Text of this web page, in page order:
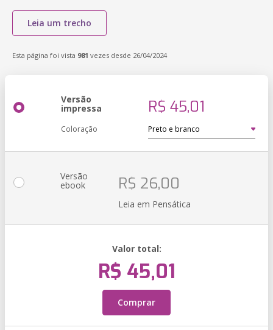
Leia um trecho
Esta página foi vista 981 vezes desde 26/04/2024
Versão
impressa R$ 45,01
Coloração
Versão
ebook R$ 26,00
Leia em Pensática
Valor total:
R$ 45,01
Comprar